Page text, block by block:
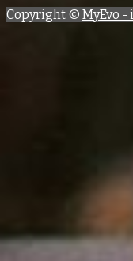
Copyright © MyEvo -